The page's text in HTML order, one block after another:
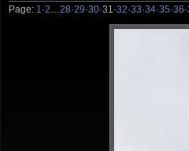
Page: 1 ·2 28·29·30·31 ·32·33·34·35·36·